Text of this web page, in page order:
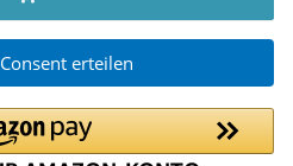
Consent erteilen